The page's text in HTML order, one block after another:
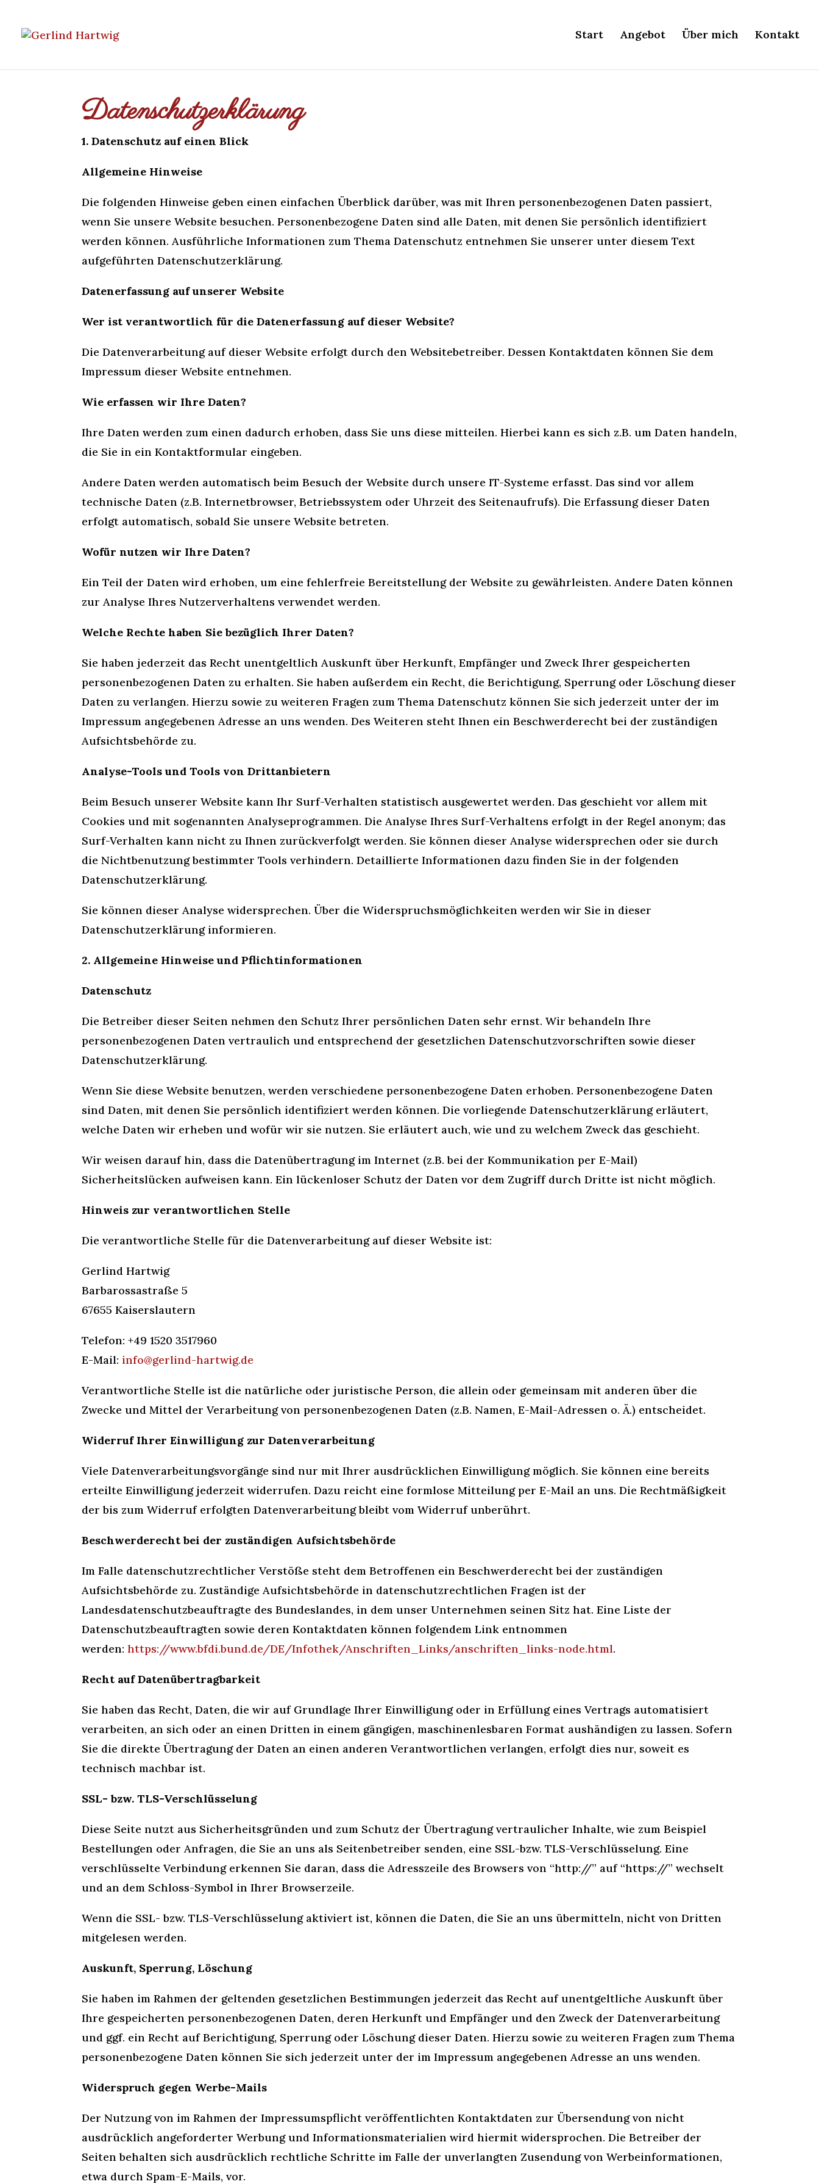
Start Angebot Über mich Kontakt
Datenschutzerklärung
1. Datenschutz auf einen Blick
Allgemeine Hinweise
Die folgenden Hinweise geben einen einfachen Überblick darüber, was mit Ihren personenbezogenen Daten passiert,
wenn Sie unsere Website besuchen. Personenbezogene Daten sind alle Daten, mit denen Sie persönlich identifiziert
werden können. Ausführliche Informationen zum Thema Datenschutz entnehmen Sie unserer unter diesem Text
aufgeführten Datenschutzerklärung.
Datenerfassung auf unserer Website
Wer ist verantwortlich für die Datenerfassung auf dieser Website?
Die Datenverarbeitung auf dieser Website erfolgt durch den Websitebetreiber. Dessen Kontaktdaten können Sie dem
Impressum dieser Website entnehmen.
Wie erfassen wir Ihre Daten?
Ihre Daten werden zum einen dadurch erhoben, dass Sie uns diese mitteilen. Hierbei kann es sich z.B. um Daten handeln,
die Sie in ein Kontaktformular eingeben.
Andere Daten werden automatisch beim Besuch der Website durch unsere IT-Systeme erfasst. Das sind vor allem
technische Daten (z.B. Internetbrowser, Betriebssystem oder Uhrzeit des Seitenaufrufs). Die Erfassung dieser Daten
erfolgt automatisch, sobald Sie unsere Website betreten.
Wofür nutzen wir Ihre Daten?
Ein Teil der Daten wird erhoben, um eine fehlerfreie Bereitstellung der Website zu gewährleisten. Andere Daten können
zur Analyse Ihres Nutzerverhaltens verwendet werden.
Welche Rechte haben Sie bezüglich Ihrer Daten?
Sie haben jederzeit das Recht unentgeltlich Auskunft über Herkunft, Empfänger und Zweck Ihrer gespeicherten
personenbezogenen Daten zu erhalten. Sie haben außerdem ein Recht, die Berichtigung, Sperrung oder Löschung dieser
Daten zu verlangen. Hierzu sowie zu weiteren Fragen zum Thema Datenschutz können Sie sich jederzeit unter der im
Impressum angegebenen Adresse an uns wenden. Des Weiteren steht Ihnen ein Beschwerderecht bei der zuständigen
Aufsichtsbehörde zu.
Analyse-Tools und Tools von Drittanbietern
Beim Besuch unserer Website kann Ihr Surf-Verhalten statistisch ausgewertet werden. Das geschieht vor allem mit
Cookies und mit sogenannten Analyseprogrammen. Die Analyse Ihres Surf-Verhaltens erfolgt in der Regel anonym; das
Surf-Verhalten kann nicht zu Ihnen zurückverfolgt werden. Sie können dieser Analyse widersprechen oder sie durch
die Nichtbenutzung bestimmter Tools verhindern. Detaillierte Informationen dazu finden Sie in der folgenden
Datenschutzerklärung.
Sie können dieser Analyse widersprechen. Über die Widerspruchsmöglichkeiten werden wir Sie in dieser
Datenschutzerklärung informieren.
2. Allgemeine Hinweise und Pflichtinformationen
Datenschutz
Die Betreiber dieser Seiten nehmen den Schutz Ihrer persönlichen Daten sehr ernst. Wir behandeln Ihre
personenbezogenen Daten vertraulich und entsprechend der gesetzlichen Datenschutzvorschriften sowie dieser
Datenschutzerklärung.
Wenn Sie diese Website benutzen, werden verschiedene personenbezogene Daten erhoben. Personenbezogene Daten
sind Daten, mit denen Sie persönlich identifiziert werden können. Die vorliegende Datenschutzerklärung erläutert,
welche Daten wir erheben und wofür wir sie nutzen. Sie erläutert auch, wie und zu welchem Zweck das geschieht.
Wir weisen darauf hin, dass die Datenübertragung im Internet (z.B. bei der Kommunikation per E-Mail)
Sicherheitslücken aufweisen kann. Ein lückenloser Schutz der Daten vor dem Zugriff durch Dritte ist nicht möglich.
Hinweis zur verantwortlichen Stelle
Die verantwortliche Stelle für die Datenverarbeitung auf dieser Website ist:
Gerlind Hartwig
Barbarossastraße 5
67655 Kaiserslautern
Telefon: +49 1520 3517960
E-Mail: info@gerlind-hartwig.de
Verantwortliche Stelle ist die natürliche oder juristische Person, die allein oder gemeinsam mit anderen über die
Zwecke und Mittel der Verarbeitung von personenbezogenen Daten (z.B. Namen, E-Mail-Adressen o. Ä.) entscheidet.
Widerruf Ihrer Einwilligung zur Datenverarbeitung
Viele Datenverarbeitungsvorgänge sind nur mit Ihrer ausdrücklichen Einwilligung möglich. Sie können eine bereits
erteilte Einwilligung jederzeit widerrufen. Dazu reicht eine formlose Mitteilung per E-Mail an uns. Die Rechtmäßigkeit
der bis zum Widerruf erfolgten Datenverarbeitung bleibt vom Widerruf unberührt.
Beschwerderecht bei der zuständigen Aufsichtsbehörde
Im Falle datenschutzrechtlicher Verstöße steht dem Betroffenen ein Beschwerderecht bei der zuständigen
Aufsichtsbehörde zu. Zuständige Aufsichtsbehörde in datenschutzrechtlichen Fragen ist der
Landesdatenschutzbeauftragte des Bundeslandes, in dem unser Unternehmen seinen Sitz hat. Eine Liste der
Datenschutzbeauftragten sowie deren Kontaktdaten können folgendem Link entnommen
werden:https://www.bfdi.bund.de/DE/Infothek/Anschriften_Links/anschriften_links-node.html.
Recht auf Datenübertragbarkeit
Sie haben das Recht, Daten, die wir auf Grundlage Ihrer Einwilligung oder in Erfüllung eines Vertrags automatisiert
verarbeiten, an sich oder an einen Dritten in einem gängigen, maschinenlesbaren Format aushändigen zu lassen. Sofern
Sie die direkte Übertragung der Daten an einen anderen Verantwortlichen verlangen, erfolgt dies nur, soweit es
technisch machbar ist.
SSL- bzw. TLS-Verschlüsselung
Diese Seite nutzt aus Sicherheitsgründen und zum Schutz der Übertragung vertraulicher Inhalte, wie zum Beispiel
Bestellungen oder Anfragen, die Sie an uns als Seitenbetreiber senden, eine SSL-bzw. TLS-Verschlüsselung. Eine
verschlüsselte Verbindung erkennen Sie daran, dass die Adresszeile des Browsers von “http://” auf “https://” wechselt
und an dem Schloss-Symbol in Ihrer Browserzeile.
Wenn die SSL- bzw. TLS-Verschlüsselung aktiviert ist, können die Daten, die Sie an uns übermitteln, nicht von Dritten
mitgelesen werden.
Auskunft, Sperrung, Löschung
Sie haben im Rahmen der geltenden gesetzlichen Bestimmungen jederzeit das Recht auf unentgeltliche Auskunft über
Ihre gespeicherten personenbezogenen Daten, deren Herkunft und Empfänger und den Zweck der Datenverarbeitung
und ggf. ein Recht auf Berichtigung, Sperrung oder Löschung dieser Daten. Hierzu sowie zu weiteren Fragen zum Thema
personenbezogene Daten können Sie sich jederzeit unter der im Impressum angegebenen Adresse an uns wenden.
Widerspruch gegen Werbe-Mails
Der Nutzung von im Rahmen der Impressumspflicht veröffentlichten Kontaktdaten zur Übersendung von nicht
ausdrücklich angeforderter Werbung und Informationsmaterialien wird hiermit widersprochen. Die Betreiber der
Seiten behalten sich ausdrücklich rechtliche Schritte im Falle der unverlangten Zusendung von Werbeinformationen,
etwa durch Spam-E-Mails, vor.